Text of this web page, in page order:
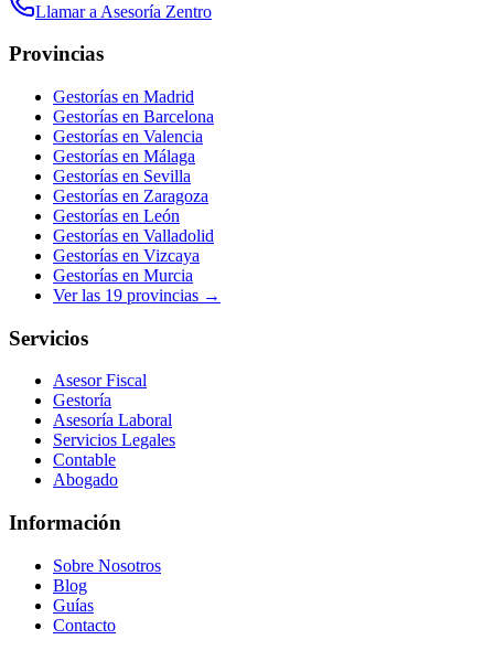
Llamar a Asesoría Zentro
Provincias
Gestorías en Madrid
Gestorías en Barcelona
Gestorías en Valencia
Gestorías en Málaga
Gestorías en Sevilla
Gestorías en Zaragoza
Gestorías en León
Gestorías en Valladolid
Gestorías en Vizcaya
Gestorías en Murcia
Ver las 19 provincias →
Servicios
Asesor Fiscal
Gestoría
Asesoría Laboral
Servicios Legales
Contable
Abogado
Información
Sobre Nosotros
Blog
Guías
Contacto